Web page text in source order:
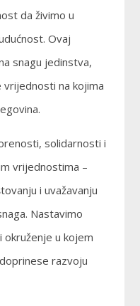
da živimo u
Ovaj
snagu jedinstva,
na kojima
solidarnosti i
vrijednostima –
i uvažavanju
Nastavimo
okruženje u kojem
razvoju